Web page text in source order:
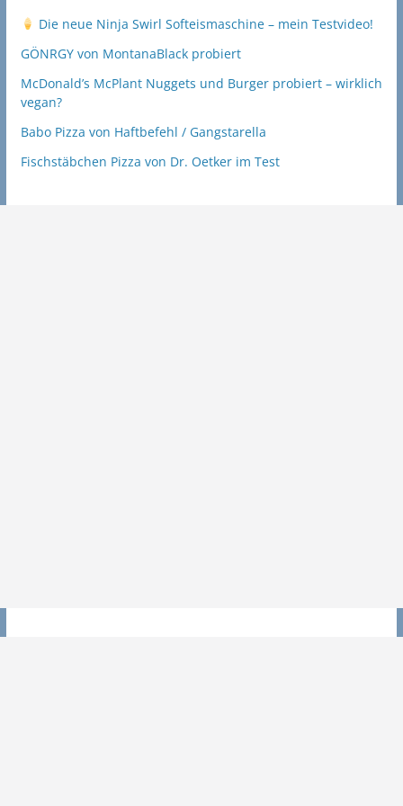
Die neue Ninja Swirl Softeismaschine – mein Testvideo!
GÖNRGY von MontanaBlack probiert
McDonald’s McPlant Nuggets und Burger probiert – wirklich
vegan?
Babo Pizza von Haftbefehl / Gangstarella
Fischstäbchen Pizza von Dr. Oetker im Test